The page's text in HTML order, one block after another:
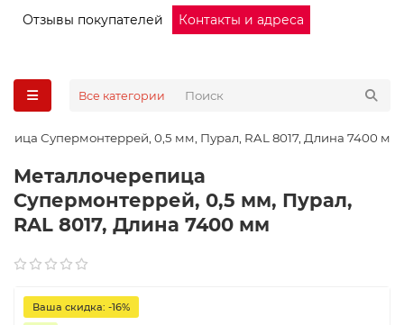
Отзывы покупателей
Контакты и адреса
Все категории
Супермонтеррей, 0,5 мм, Пурал, RAL 8017, Длина 7400 мм
Металлочерепица
Супермонтеррей, 0,5 мм, Пурал,
RAL 8017, Длина 7400 мм
Ваша скидка: -16%